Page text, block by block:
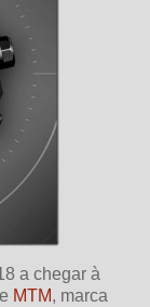
a chegar à
MTM, marca